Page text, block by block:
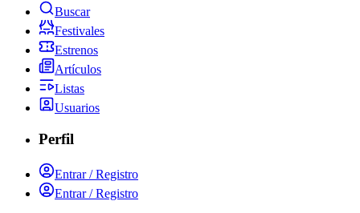
Buscar
Festivales
Estrenos
Artículos
Listas
Usuarios
Perfil
Entrar / Registro
Entrar / Registro